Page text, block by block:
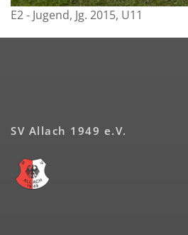
E2 - Jugend, Jg. 2015, U11
SV Allach 1949 e.V.